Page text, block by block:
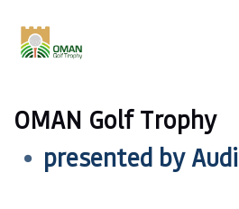
OMAN Golf Trophy
presented by Audi